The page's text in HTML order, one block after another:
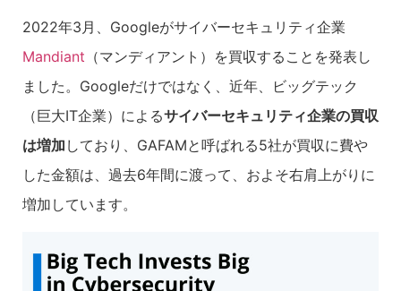
2022年3月、Googleがサイバーセキュリティ企業
Mandiant （マンディアント）を買収することを発表し
ました。Googleだけではなく、近年、ビッグテック
（巨大IT企業）によるサイバーセキュリティ企業の買収
は増加 しており、GAFAMと呼ばれる5社が買収に費や
した金額は、過去6年間に渡って、およそ右肩上がりに
増加しています。